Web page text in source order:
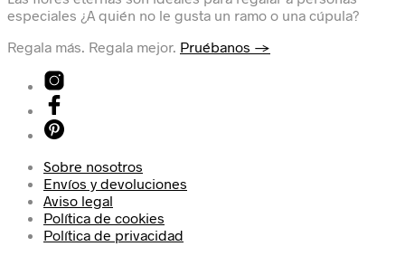
especiales ¿A quién no le gusta un ramo o una cúpula?
Regala más. Regala mejor. Pruébanos →
Sobre nosotros
Envíos y devoluciones
Aviso legal
Política de cookies
Política de privacidad